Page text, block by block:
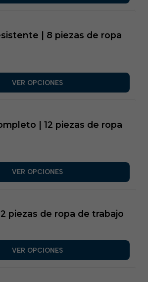
| 8 piezas de ropa
VER OPCIONES
| 12 piezas de ropa
VER OPCIONES
piezas de ropa de trabajo
VER OPCIONES